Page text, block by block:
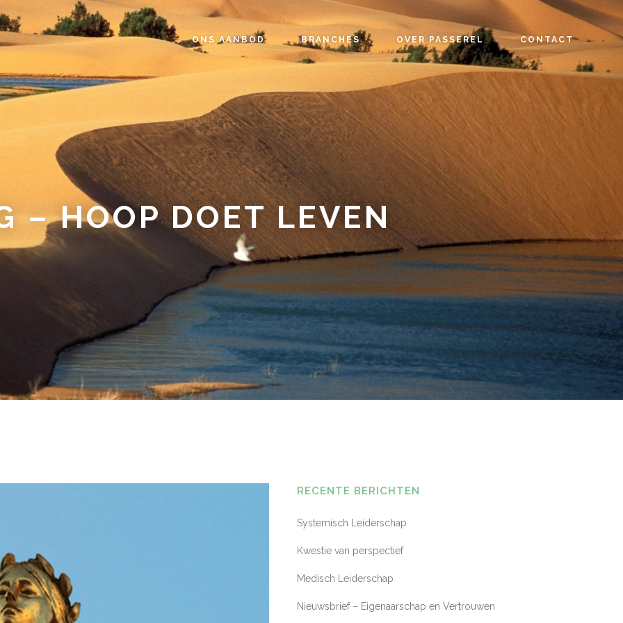
ONS AANBOD BRANCHES OVER PASSEREL CONTACT
– HOOP DOET LEVEN
RECENTE BERICHTEN
Systemisch Leiderschap
Kwestie van perspectief
Medisch Leiderschap
Nieuwsbrief – Eigenaarschap en Vertrouwen